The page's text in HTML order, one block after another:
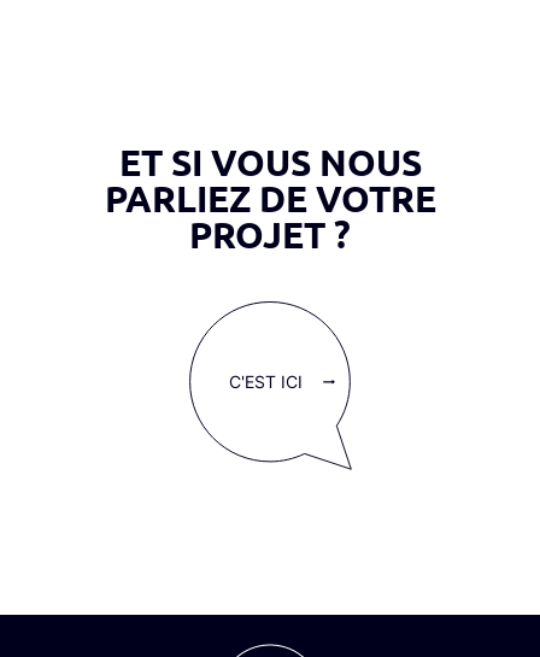
ET SI VOUS NOUS
PARLIEZ DE VOTRE
PROJET ?